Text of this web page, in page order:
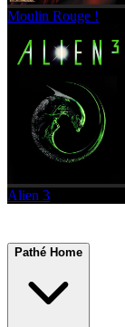
Moulin Rouge !
Alien 3
Pathé Home